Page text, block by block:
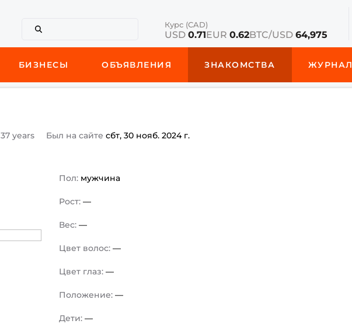
Курс (CAD)
USD 0.71EUR 0.62BTC/USD 64,975
БИЗНЕСЫ ОБЪЯВЛЕНИЯ ЗНАКОМСТВА ЖУРНАЛ
37 years Был на сайтесбт, 30 нояб. 2024 г.
Пол: мужчина
Рост:—
Вес:—
Цвет волос:—
Цвет глаз:—
Положение:—
Дети:—